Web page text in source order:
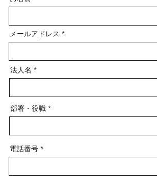
メールアドレス
法人名
部署・役職
電話番号